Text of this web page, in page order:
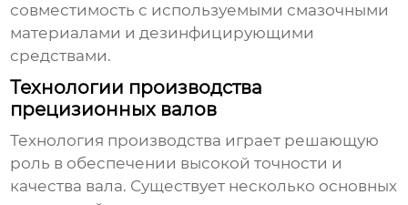
совместимость с используемыми смазочными
материалами и дезинфицирующими
средствами.
Технологии производства
прецизионных валов
Технология производства играет решающую
роль в обеспечении высокой точности и
качества вала. Существует несколько основных